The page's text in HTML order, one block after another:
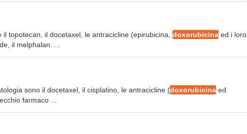
topotecan, il docetaxel, le antracicline (epirubicina, doxorubicina ed i loro
il melphalan. ...
sono il docetaxel, il cisplatino, le antracicline (doxorubicina ed
farmaco ...